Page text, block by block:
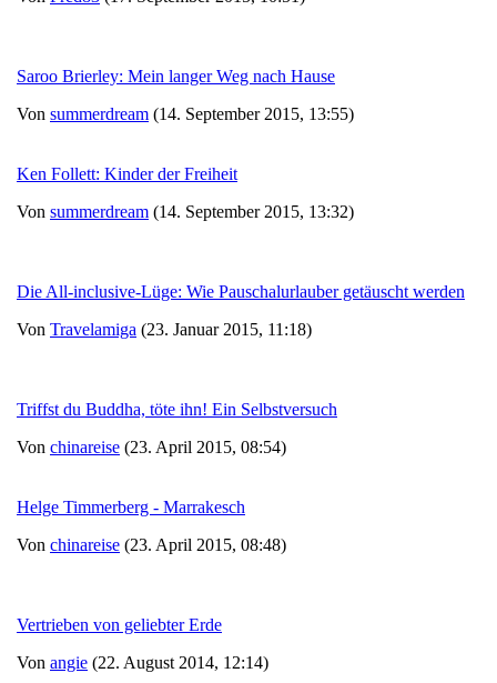
Saroo Brierley: Mein langer Weg nach Hause
Von summerdream (14. September 2015, 13:55)
Ken Follett: Kinder der Freiheit
Von summerdream (14. September 2015, 13:32)
Die All-inclusive-Lüge: Wie Pauschalurlauber getäuscht werden
Von Travelamiga (23. Januar 2015, 11:18)
Triffst du Buddha, töte ihn! Ein Selbstversuch
Von chinareise (23. April 2015, 08:54)
Helge Timmerberg - Marrakesch
Von chinareise (23. April 2015, 08:48)
Vertrieben von geliebter Erde
Von angie (22. August 2014, 12:14)